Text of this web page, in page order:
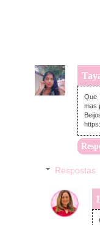
Que
mas
Respostas